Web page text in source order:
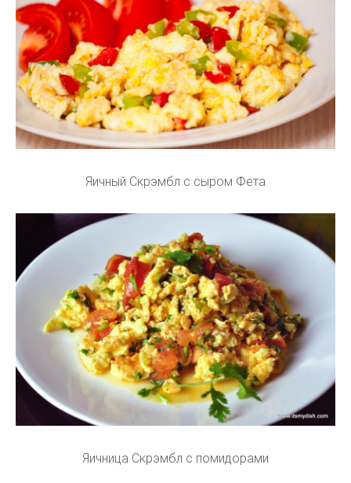
Яичный Скрэмбл с сыром Фета
Яичница Скрэмбл с помидорами